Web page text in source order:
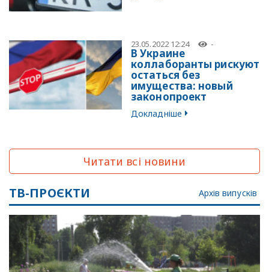
23.05.2022 12:24 -
В Украине
коллаборанты рискуют
остаться без
имущества: новый
законопроект
Докладніше
Читати всі новини
ТВ-ПРОЄКТИ Архів випусків